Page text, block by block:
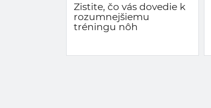
Zistite, čo vás dovedie k
rozumnejšiemu
tréningu nôh